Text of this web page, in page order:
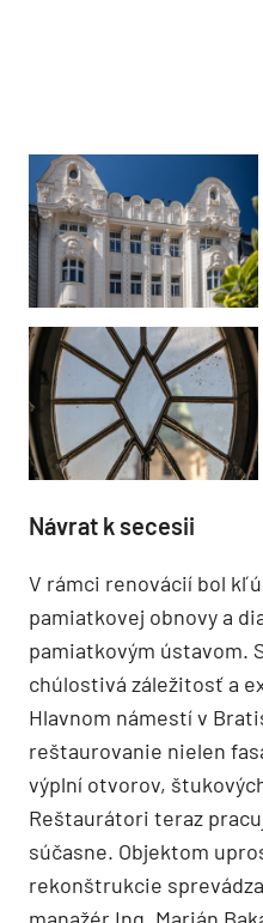
Návrat k secesii
V rámci renovácií bol
pamiatkovej obnovy a
pamiatkovým ústavom.
chúlostivá záležitosť a
Hlavnom námestí v
reštaurovanie nielen
výplní otvorov,
Reštaurátori teraz
súčasne. Objektom
rekonštrukcie